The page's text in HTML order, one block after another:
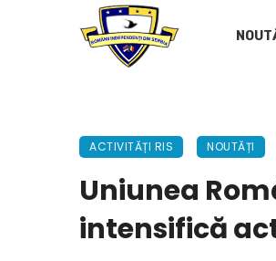
ACTIVITĂȚI RIS NOUTĂȚI
Uniunea
intensifică